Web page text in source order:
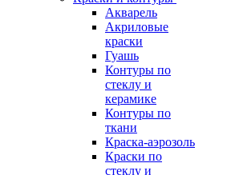
Акварель
Акриловые
краски
Гуашь
Контуры по
стеклу и
керамике
Контуры по
ткани
Краска-аэрозоль
Краски по
стеклу и